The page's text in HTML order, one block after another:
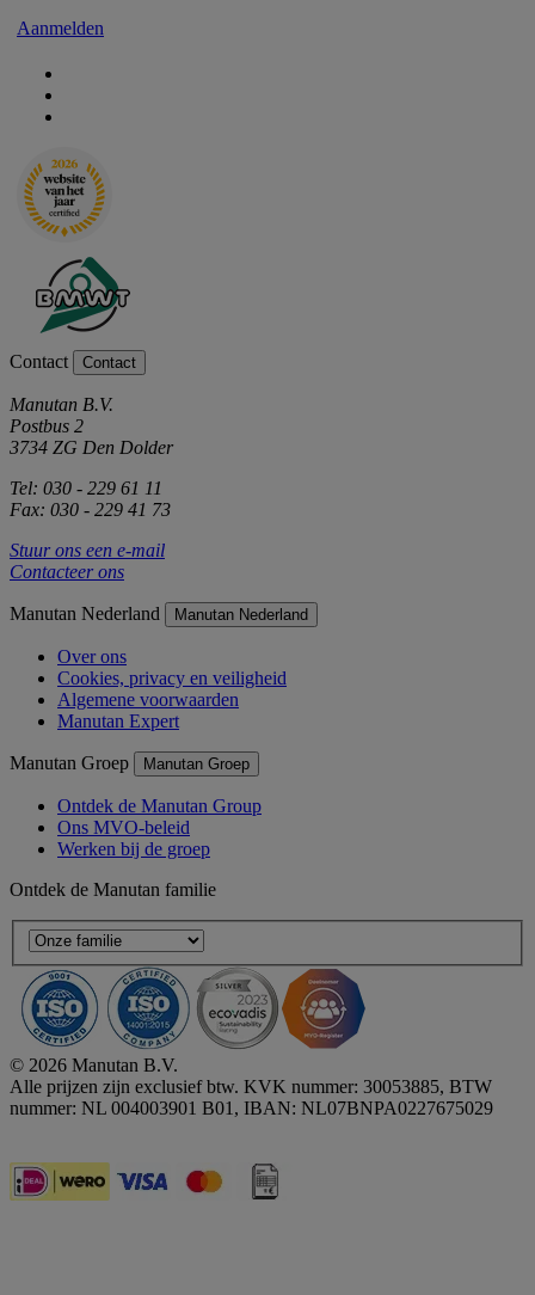
Aanmelden
Contact Contact
Manutan B.V.
Postbus 2
3734 ZG Den Dolder
Tel: 030 - 229 61 11
Fax: 030 - 229 41 73
Stuur ons een e-mail
Contacteer ons
Manutan Nederland Manutan Nederland
Over ons
Cookies, privacy en veiligheid
Algemene voorwaarden
Manutan Expert
Manutan Groep Manutan Groep
Ontdek de Manutan Group
Ons MVO-beleid
Werken bij de groep
Ontdek de Manutan familie
© 2026 Manutan B.V.
Alle prijzen zijn exclusief btw. KVK nummer: 30053885, BTW
nummer: NL 004003901 B01, IBAN: NL07BNPA0227675029